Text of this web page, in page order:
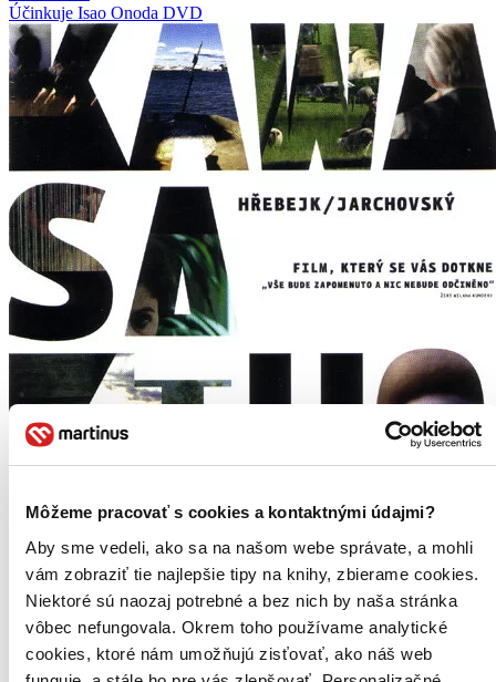
Môžeme pracovať s cookies a kontaktnými údajmi?
Aby sme vedeli, ako sa na našom webe správate, a mohli
vám zobraziť tie najlepšie tipy na knihy, zbierame cookies.
Niektoré sú naozaj potrebné a bez nich by naša stránka
vôbec nefungovala. Okrem toho používame analytické
cookies, ktoré nám umožňujú zisťovať, ako náš web
Účinkuje Isao Onoda DVD